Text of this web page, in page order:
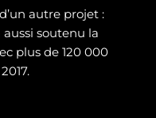
autre projet :
soutenu la
plus de 120 000